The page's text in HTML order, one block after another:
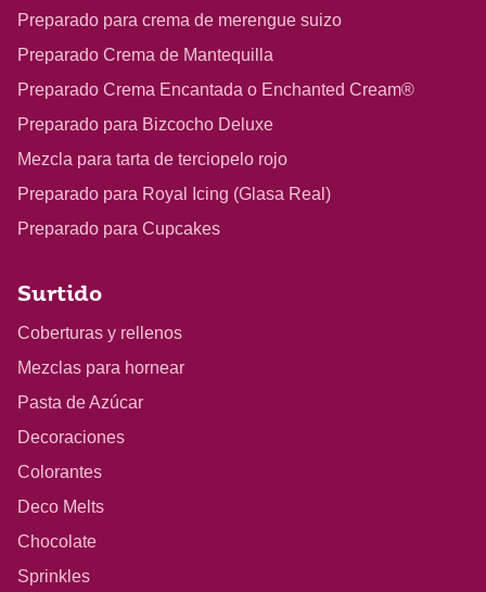
Preparado para crema de merengue suizo
Preparado Crema de Mantequilla
Preparado Crema Encantada o Enchanted Cream®
Preparado para Bizcocho Deluxe
Mezcla para tarta de terciopelo rojo
Preparado para Royal Icing (Glasa Real)
Preparado para Cupcakes
Surtido
Coberturas y rellenos
Mezclas para hornear
Pasta de Azúcar
Decoraciones
Colorantes
Deco Melts
Chocolate
Sprinkles